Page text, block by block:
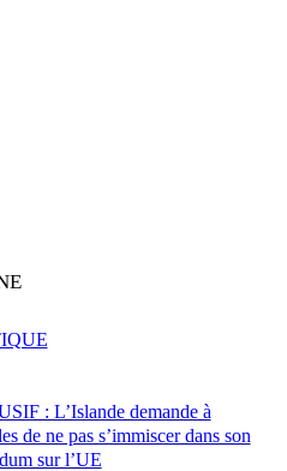
: L’Islande demande à
de ne pas s’immiscer dans son
sur l’UE